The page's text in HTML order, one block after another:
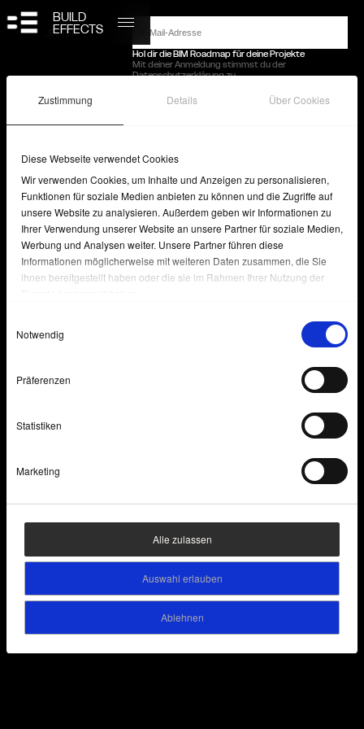
Zustimmung Details Über Cookies
Diese Webseite verwendet Cookies
Wir verwenden Cookies, um Inhalte und Anzeigen zu personalisieren,
Funktionen für soziale Medien anbieten zu können und die Zugriffe auf
unsere Website zu analysieren. Außerdem geben wir Informationen zu
Ihrer Verwendung unserer Website an unsere Partner für soziale Medien,
Werbung und Analysen weiter. Unsere Partner führen diese
Informationen möglicherweise mit weiteren Daten zusammen, die Sie
ihnen bereitgestellt haben oder die sie im Rahmen Ihrer Nutzung der
Notwendig
Präferenzen
Statistiken
Marketing
Alle zulassen
Auswahl erlauben
Ablehnen
BUILD
EFFECTS
BIM WISSEN
ÜBER UNS
KONTAKT
NEWSLETTER
Hol dir die BIM Roadmap für deine Projekte
Mit deiner Anmeldung stimmst du der
Datenschutzerklärung zu
+49 (0)30 92 100 85 70
be@buildeffects.com
BIM WISSEN
Wie implementiere ich BIM im Architekturbüro?
Was ist BIM?
Worin liegen die Vorteile von BIM?
Zu allen Wissensartikeln
CREDITS
Design:
Studio Jacob Lindblad
Development:
Earthcore
Media:
Kreuzberger Kind